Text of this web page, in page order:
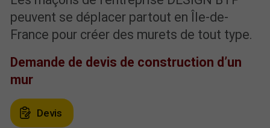
peuvent se déplacer partout en Île-de-
France pour créer des murets de tout type.
Demande de devis de construction d’un
mur
Devis